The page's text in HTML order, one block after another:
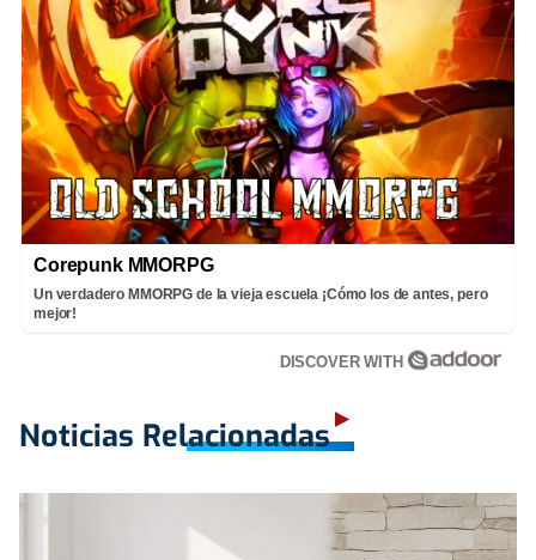
Corepunk MMORPG
Un verdadero MMORPG de la vieja escuela ¡Cómo los de antes, pero
mejor!
DISCOVER WITH
Noticias Relacionadas